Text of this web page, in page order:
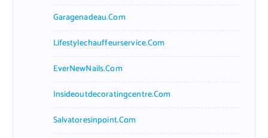
Garagenadeau.com
Lifestylechauffeurservice.com
EverNewNails.com
Insideoutdecoratingcentre.com
Salvatoresinpoint.com